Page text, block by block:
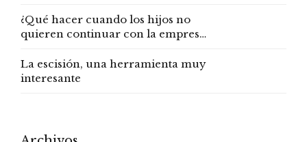
¿Qué hacer cuando los hijos no
quieren continuar con la empresa
La escisión, una herramienta muy
interesante